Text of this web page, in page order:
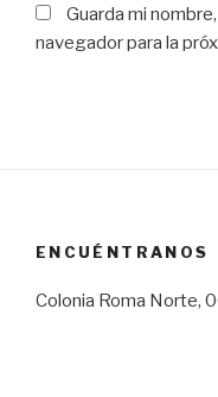
Guarda mi
navegador para la
ENCUÉNTRANOS
Colonia Roma Norte,